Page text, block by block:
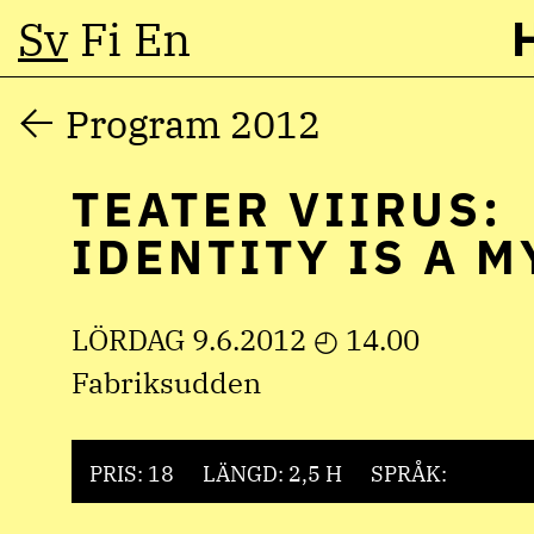
Hoppa
innehåll
Sv Fi En
Program 2012
TEATER VIIRUS:
IDENTITY IS A
LÖRDAG 9.6.2012 ◴ 14.00
Fabriksudden
PRIS: 18 LÄNGD: 2,5 H SPRÅK: